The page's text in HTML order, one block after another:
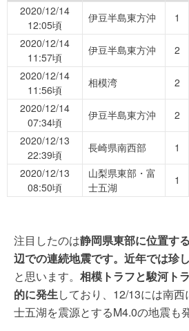
2020/12/14
12:05頃
伊豆半島東方沖 1
2020/12/14
11:57頃
伊豆半島東方沖 2
2020/12/14
11:56頃
相模湾 2
2020/12/14
07:34頃
伊豆半島東方沖 2
2020/12/13
22:39頃
長崎県南西部 1
2020/12/13
08:50頃
山梨県東部・富
士五湖
1
注目したのは静岡県東部に位置す
辺での連続地震です。近年では珍
と思います。 相模トラフと駿河ト
的に発生しており、12/13には南
士五湖を震源とするM4.0の地震も